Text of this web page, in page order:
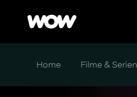
Home Filme & Serien